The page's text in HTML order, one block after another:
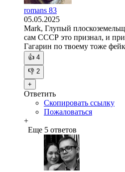
romans 83
05.05.2025
Mark, Глупый
сам СССР это признал, и
Гагарин по твоему тоже
👍 4
👎 2
+
Ответить
Скопировать ссылку
Пожаловаться
+
Еще 5 ответов